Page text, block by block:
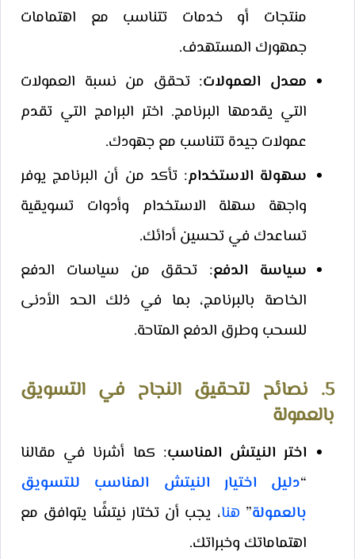
منتجات أو خدمات تتناسب مع اهتمامات
جمهورك المستهدف.
معدل العمولات: تحقق من نسبة العمولات
التي يقدمها البرنامج. اختر البرامج التي تقدم
عمولات جيدة تتناسب مع جهودك.
سهولة الاستخدام: تأكد من أن البرنامج يوفر
واجهة سهلة الاستخدام وأدوات تسويقية
تساعدك في تحسين أدائك.
سياسة الدفع: تحقق من سياسات الدفع
الخاصة بالبرنامج، بما في ذلك الحد الأدنى
للسحب وطرق الدفع المتاحة.
5. نصائح لتحقيق النجاح في التسويق
بالعمولة
اختر النيتش المناسب: كما أشرنا في مقالنا
“دليل اختيار النيتش المناسب للتسويق
بالعمولة” هنا، يجب أن تختار نيتشًا يتوافق مع
اهتماماتك وخبراتك.